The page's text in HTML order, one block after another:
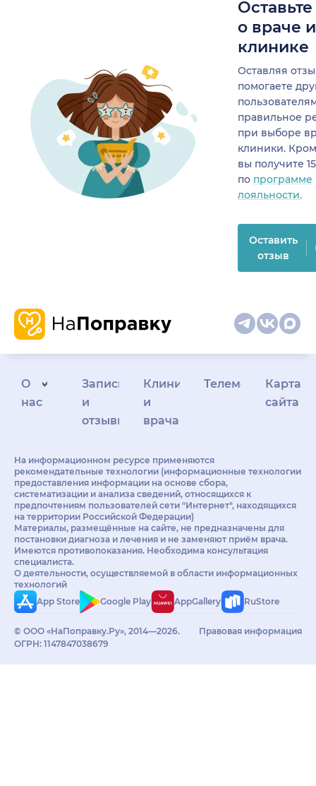
о враче
клинике
Оставляя
помогаете
правильное
при выборе
клиники.
вы получите
по программе
лояльности.
Оставить
отзыв
О
нас
Запись
и
отзывы
Клиникам
и
врачам
Телемедицина
Карта
сайта
На информационном ресурсе применяются
рекомендательные технологии (информационные технологии
предоставления информации на основе сбора,
систематизации и анализа сведений, относящихся к
предпочтениям пользователей сети "Интернет", находящихся
на территории Российской Федерации)
Материалы, размещённые на сайте, не предназначены для
постановки диагноза и лечения и не заменяют приём врача.
Имеются противопоказания. Необходима консультация
специалиста.
О деятельности, осуществляемой в области информационных
технологий
App Store
Google Play AppGallery RuStore
© ООО «НаПоправку.Ру», 2014—2026.
ОГРН: 1147847038679
Правовая информация